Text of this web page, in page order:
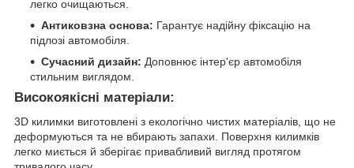
легко очищаються.
Антиковзна основа: Гарантує надійну фіксацію на
підлозі автомобіля.
Сучасний дизайн: Доповнює інтер'єр автомобіля
стильним виглядом.
Високоякісні матеріали:
3D килимки виготовлені з екологічно чистих матеріалів, що не
деформуються та не вбирають запахи. Поверхня килимків
легко миється й зберігає привабливий вигляд протягом